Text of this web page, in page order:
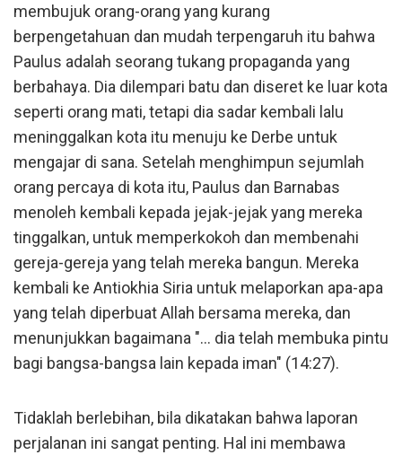
membujuk orang-orang yang kurang
berpengetahuan dan mudah terpengaruh itu bahwa
Paulus adalah seorang tukang propaganda yang
berbahaya. Dia dilempari batu dan diseret ke luar kota
seperti orang mati, tetapi dia sadar kembali lalu
meninggalkan kota itu menuju ke Derbe untuk
mengajar di sana. Setelah menghimpun sejumlah
orang percaya di kota itu, Paulus dan Barnabas
menoleh kembali kepada jejak-jejak yang mereka
tinggalkan, untuk memperkokoh dan membenahi
gereja-gereja yang telah mereka bangun. Mereka
kembali ke Antiokhia Siria untuk melaporkan apa-apa
yang telah diperbuat Allah bersama mereka, dan
menunjukkan bagaimana "... dia telah membuka pintu
bagi bangsa-bangsa lain kepada iman" (14:27).
Tidaklah berlebihan, bila dikatakan bahwa laporan
perjalanan ini sangat penting. Hal ini membawa